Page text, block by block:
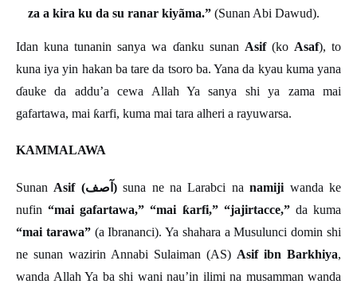
za a kira ku da su ranar kiyãma.” (Sunan Abi Dawud).
Idan kuna tunanin sanya wa ɗanku sunan Asif(ko Asaf), to
kuna iya yin hakan ba tare da tsoro ba. Yana da kyau kuma yana
ɗauke da addu’a cewa Allah Ya sanya shi ya zama mai
gafartawa, mai ƙarfi, kuma mai tara alheri a rayuwarsa.
KAMMALAWA
Sunan Asif (آصف)suna ne na Larabci nanamiji wanda ke
nufin“mai gafartawa,” “mai ƙarfi,” “jajirtacce,”da kuma
“mai tarawa”(a Ibrananci). Ya shahara a Musulunci domin shi
ne sunan wazirin Annabi Sulaiman (AS) Asif ibn Barkhiya,
wanda Allah Ya ba shi wani nau’in ilimi na musamman wanda